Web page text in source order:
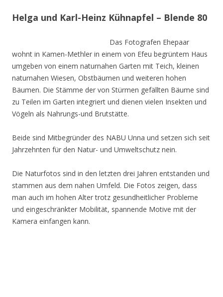
Helga und Karl-Heinz Kühnapfel – Blende 80
Das Fotografen Ehepaar
wohnt in Kamen-Methler in einem von Efeu begrüntem Haus
umgeben von einem naturnahen Garten mit Teich, kleinen
naturnahen Wiesen, Obstbäumen und weiteren hohen
Bäumen. Die Stämme der von Stürmen gefällten Bäume sind
zu Teilen im Garten integriert und dienen vielen Insekten und
Vögeln als Nahrungs-und Brutstätte.
Beide sind Mitbegründer des NABU Unna und setzen sich seit
Jahrzehnten für den Natur- und Umweltschutz nein.
Die Naturfotos sind in den letzten drei Jahren entstanden und
stammen aus dem nahen Umfeld. Die Fotos zeigen, dass
man auch im hohen Alter trotz gesundheitlicher Probleme
und eingeschränkter Mobilität, spannende Motive mit der
Kamera einfangen kann.